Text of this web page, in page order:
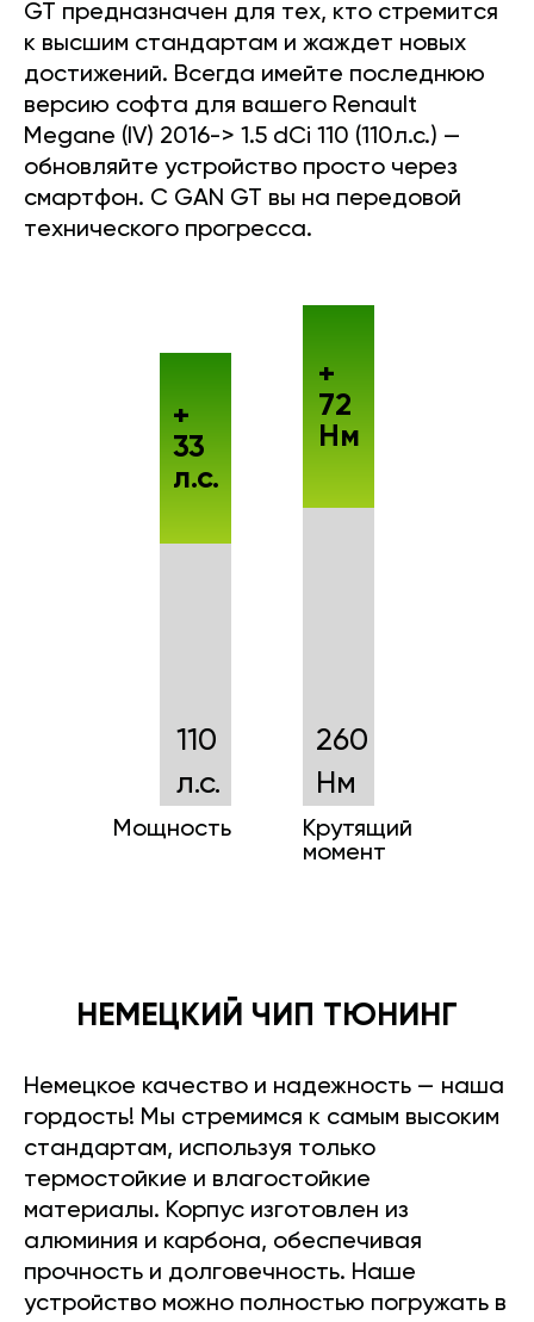
GT предназначен для тех, кто стремится
к высшим стандартам и жаждет новых
достижений. Всегда имейте последнюю
версию софта для вашего Renault
Megane (IV) 2016-> 1.5 dCi 110 (110л.с.) —
обновляйте устройство просто через
смартфон. С GAN GT вы на передовой
технического прогресса.
110
л.с.
Мощность
+
33
л.с.
260
Нм
Крутящий
момент
+
72
Нм
НЕМЕЦКИЙ ЧИП ТЮНИНГ
Немецкое качество и надежность — наша
гордость! Мы стремимся к самым высоким
стандартам, используя только
термостойкие и влагостойкие
материалы. Корпус изготовлен из
алюминия и карбона, обеспечивая
прочность и долговечность. Наше
устройство можно полностью погружать в